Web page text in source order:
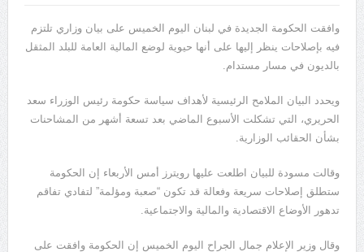
وافقت الحكومة الجديدة في لبنان اليوم الخميس على بيان وزاري تلتزم
فيه بإصلاحات ينظر إليها على أنها حيوية لوضع المالية العامة للبلد المثقل
بالديون في مسار مستدام.
ويحدد البيان الملامح الرئيسية لأهداف سياسة حكومة رئيس الوزراء سعد
الحريري، التي تشكلت الأسبوع الماضي بعد تسعة أشهر من المشاحنات
بشأن الحقائب الوزارية.
وقالت مسودة للبيان اطلعت عليها رويترز أمس الأربعاء إن الحكومة
ستطلق إصلاحات سريعة وفعالة قد تكون “صعبة ومؤلمة” لتفادي تفاقم
تدهور الأوضاع الاقتصادية والمالية والاجتماعية.
وقال وزير الإعلام جمال الجراح اليوم الخميس إن الحكومة وافقت على